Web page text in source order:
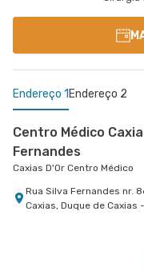
Endereço 1 Endereço 2
Centro Médico
Fernandes
Caxias D'Or Centro Médico
Rua Silva Fernandes nr.
Caxias, Duque de Caxias
Rua Mariz e Barros nr.